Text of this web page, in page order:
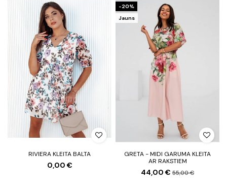
RIVIERA KLEITA BALTA
0,00 €
-20%
Jauns
GRETA - MIDI GARUMA KLEITA
AR RAKSTIEM
44,00 € 55,00 €